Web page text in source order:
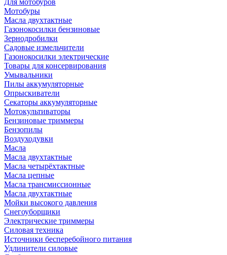
Для мотобуров
Мотобуры
Масла двухтактные
Газонокосилки бензиновые
Зернодробилки
Садовые измельчители
Газонокосилки электрические
Товары для консервирования
Умывальники
Пилы аккумуляторные
Опрыскиватели
Секаторы аккумуляторные
Мотокультиваторы
Бензиновые триммеры
Бензопилы
Воздуходувки
Масла
Масла двухтактные
Масла четырёхтактные
Масла цепные
Масла трансмиссионные
Масла двухтактные
Мойки высокого давления
Снегоуборщики
Электрические триммеры
Силовая техника
Источники бесперебойного питания
Удлинители силовые